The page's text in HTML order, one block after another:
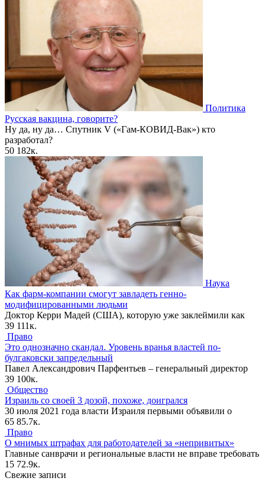
Политика
Русская вакцина, говорите?
Ну да, ну да… Спутник V («Гам-КОВИД-Вак») кто
разработал?
50 182к.
Наука
Как фарм-компании смогут завладеть генно-
модифицированными людьми
Доктор Керри Мадей (США), которую уже заклеймили как
39 111к.
Право
Это однозначно скандал. Уровень вранья властей по-
булгаковски запредельный
Павел Александрович Парфентьев – генеральный директор
39 100к.
Общество
Израиль со своей 3 дозой, похоже, доигрался
30 июля 2021 года власти Израиля первыми объявили о
65 85.7к.
Право
О мнимых штрафах для работодателей за «непривитых»
Главные санврачи и региональные власти не вправе требовать
15 72.9к.
Свежие записи